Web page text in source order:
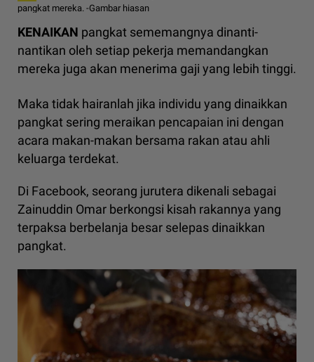
pangkat mereka. -Gambar hiasan
KENAIKAN pangkat sememangnya dinanti-
nantikan oleh setiap pekerja memandangkan
mereka juga akan menerima gaji yang lebih tinggi.
Maka tidak hairanlah jika individu yang dinaikkan
pangkat sering meraikan pencapaian ini dengan
acara makan-makan bersama rakan atau ahli
keluarga terdekat.
Di Facebook, seorang jurutera dikenali sebagai
Zainuddin Omar berkongsi kisah rakannya yang
terpaksa berbelanja besar selepas dinaikkan
pangkat.